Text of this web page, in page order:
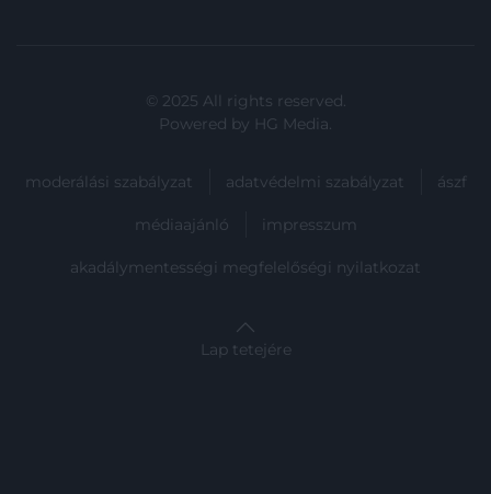
© 2025 All rights reserved.
Powered by HG Media.
moderálási szabályzat adatvédelmi szabályzat ászf
médiaajánló impresszum
akadálymentességi megfelelőségi nyilatkozat
Lap tetejére